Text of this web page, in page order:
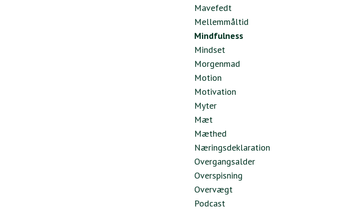
Mavefedt
Mellemmåltid
Mindfulness
Mindset
Morgenmad
Motion
Motivation
Myter
Mæt
Mæthed
Næringsdeklaration
Overgangsalder
Overspisning
Overvægt
Podcast